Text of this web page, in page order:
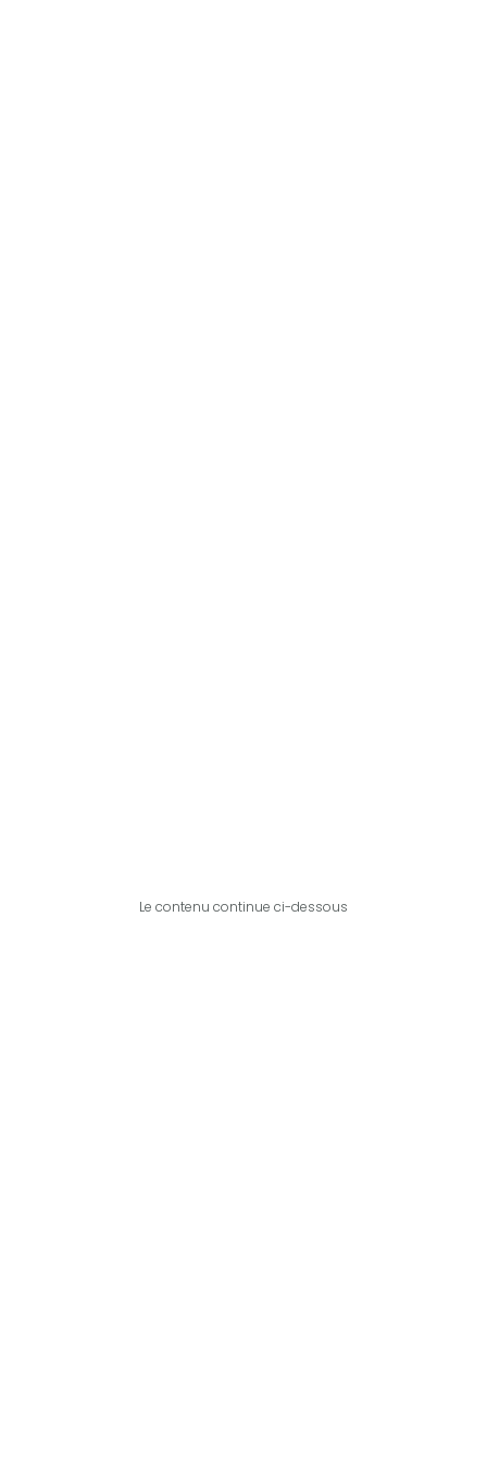
Le contenu continue ci-dessous